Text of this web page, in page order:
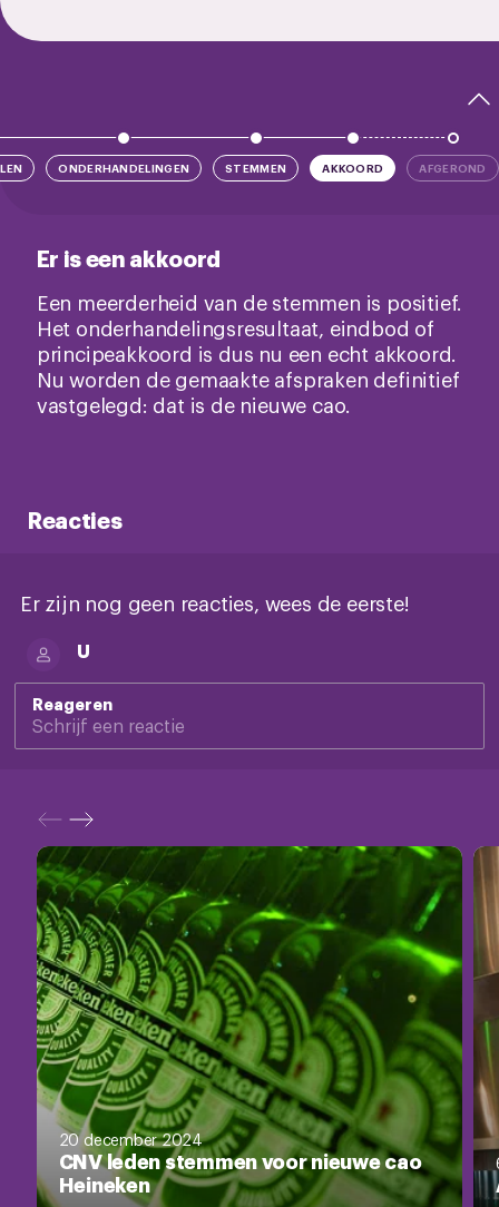
ONDERHANDELINGEN STEMMEN AKKOORD AFGEROND
Er is een akkoord
Een meerderheid van de stemmen is positief.
Het onderhandelingsresultaat, eindbod of
principeakkoord is dus nu een echt akkoord.
Nu worden de gemaakte afspraken definitief
vastgelegd: dat is de nieuwe cao.
Reacties
Er zijn nog geen reacties, wees de eerste!
U
Reageren
20 december 2024
CNV leden stemmen voor nieuwe cao
Heineken